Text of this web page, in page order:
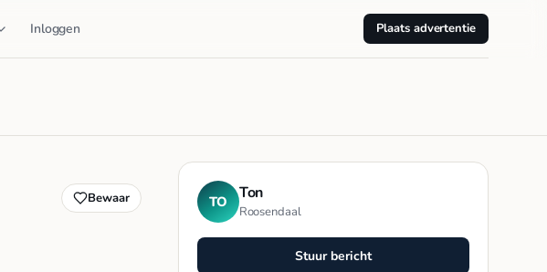
Inloggen Plaats advertentie
Bewaar TO Ton
Roosendaal
Stuur bericht